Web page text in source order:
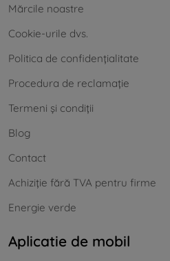
Mărcile noastre
Cookie-urile dvs.
Politica de confidențialitate
Procedura de reclamație
Termeni și condiții
Blog
Contact
Achiziție fără TVA pentru firme
Energie verde
Aplicatie de mobil